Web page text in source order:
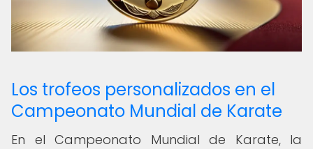
Los trofeos personalizados en el
Campeonato Mundial de Karate
En el Campeonato Mundial de Karate, la